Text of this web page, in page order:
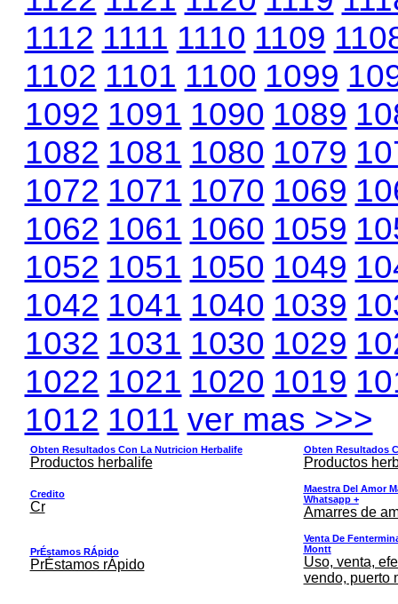
1112 1111 1110 1109
1102 1101 1100 1099
1092 1091 1090 1089
1082 1081 1080 1079
1072 1071 1070 1069
1062 1061 1060 1059
1052 1051 1050 1049
1042 1041 1040 1039
1032 1031 1030 1029
1022 1021 1020 1019
1012 1011 ver mas >>>
Obten Resultados Con La Nutricion Herbalife
Productos herbalife
Obten Resultados
Productos
Credito
Cr
Maestra Del Amor
Whatsapp +
Amarres de
PrÉstamos RÁpido
PrÉstamos rÁpido
Venta De
Montt
Uso, venta,
vendo, puerto